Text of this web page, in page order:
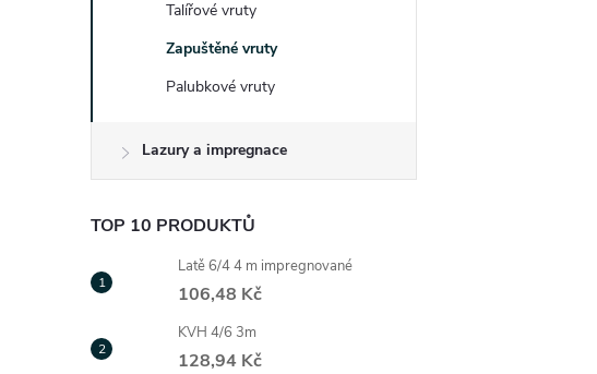
a
e
l
Talířové vruty
Zapuštěné vruty
Palubkové vruty
Lazury a impregnace
TOP 10 PRODUKTŮ
Latě 6/4 4 m impregnované
106,48 Kč
KVH 4/6 3m
128,94 Kč